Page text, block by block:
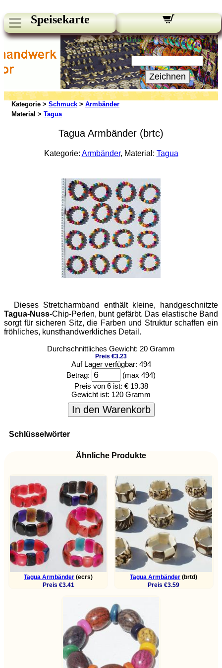
Speisekarte
Unsere Newsletter:
Ihre E-Mail:
Zeichnen
Kategorie > Schmuck > Armbänder
Material > Tagua
Tagua Armbänder (brtc)
Kategorie: Armbänder, Material: Tagua
Dieses Stretcharmband enthält kleine, handgeschnitzte
Tagua-Nuss-Chip-Perlen, bunt gefärbt. Das elastische Band
sorgt für sicheren Sitz, die Farben und Struktur schaffen ein
fröhliches, kunsthandwerkliches Detail.
Durchschnittliches Gewicht: 20 Gramm
Preis €3.23
Auf Lager verfügbar: 494
Betrag:
(max 494)
Preis von 6 ist: € 19.38
Gewicht ist: 120 Gramm
In den Warenkorb
Schlüsselwörter
Ähnliche Produkte
Tagua Armbänder (ecrs)
Preis €3.41
Tagua Armbänder (brtd)
Preis €3.59